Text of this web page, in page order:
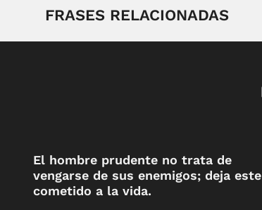
FRASES RELACIONADAS
El hombre prudente no trata de
vengarse de sus enemigos; deja este
cometido a la vida.